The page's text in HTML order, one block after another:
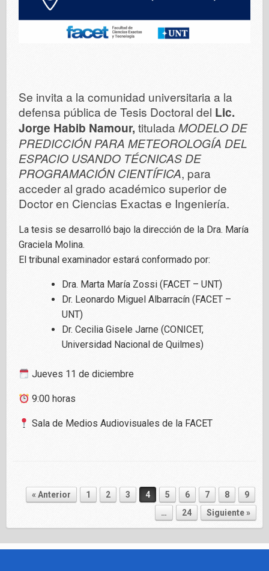
Se invita a la comunidad universitaria a la
defensa pública de Tesis Doctoral del Lic.
Jorge Habib Namour,tituladaMODELO DE
PREDICCIÓN PARA METEOROLOGÍA DEL
ESPACIO USANDO TÉCNICAS DE
PROGRAMACIÓN CIENTÍFICA, para
acceder al grado académico superior de
Doctor en Ciencias Exactas e Ingeniería.
La tesis se desarrolló bajo la dirección de la Dra. María
Graciela Molina.
El tribunal examinador estará conformado por:
Dra. Marta María Zossi (FACET – UNT)
Dr. Leonardo Miguel Albarracín (FACET –
UNT)
Dr. Cecilia Gisele Jarne (CONICET,
Universidad Nacional de Quilmes)
Jueves 11 de diciembre
9:00 horas
Sala de Medios Audiovisuales de la FACET
Navegador de artículos
« Anterior 1 2 3 4 5 6 7 8
9
…
24 Siguiente »